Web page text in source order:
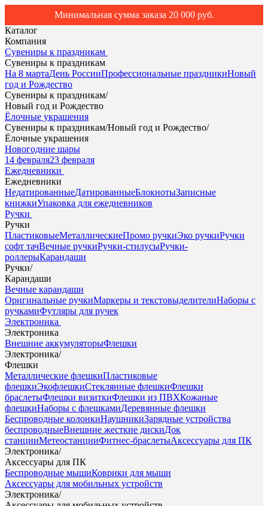
Минимальная сумма заказа 20 000 руб.
Каталог
Компания
Сувениры к праздникам
Сувениры к праздникам
На 8 мартаДень РоссииПрофессиональные праздникиНовый
год и Рождество
Сувениры к праздникам/
Новый год и Рождество
Ёлочные украшения
Сувениры к праздникам/Новый год и Рождество/
Ёлочные украшения
Новогодние шары
14 февраля23 февраля
Ежедневники
Ежедневники
НедатированныеДатированныеБлокнотыЗаписные
книжкиУпаковка для ежедневников
Ручки
Ручки
ПластиковыеМеталлическиеПромо ручкиЭко ручкиРучки
софт тачВечные ручкиРучки-стилусыРучки-
роллерыКарандаши
Ручки/
Карандаши
Вечные карандаши
Оригинальные ручкиМаркеры и текстовыделителиНаборы с
ручкамиФутляры для ручек
Электроника
Электроника
Внешние аккумуляторыФлешки
Электроника/
Флешки
Металлические флешкиПластиковые
флешкиЭкофлешкиСтеклянные флешкиФлешки
браслетыФлешки визиткиФлешки из ПВХКожаные
флешкиНаборы с флешкамиДеревянные флешки
Беспроводные колонкиНаушникиЗарядные устройства
беспроводныеВнешние жесткие дискиДок
станцииМетеостанцииФитнес-браслетыАксессуары для ПК
Электроника/
Аксессуары для ПК
Беспроводные мышиКоврики для мыши
Аксессуары для мобильных устройств
Электроника/